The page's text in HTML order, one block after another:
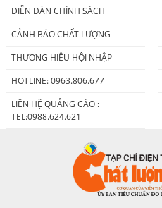
DIỄN ĐÀN CHÍNH SÁCH
CẢNH BÁO CHẤT LƯỢNG
THƯƠNG HIỆU HỘI NHẬP
HOTLINE: 0963.806.677
LIÊN HỆ QUẢNG CÁO :
TEL:0988.624.621